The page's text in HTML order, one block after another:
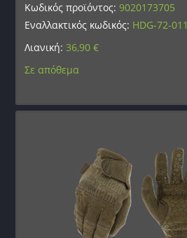
Κωδικός προϊόντος:9020173705
Εναλλακτικός κωδικός: HDG-72-011
Λιανική: 36,90€
Σε απόθεμα